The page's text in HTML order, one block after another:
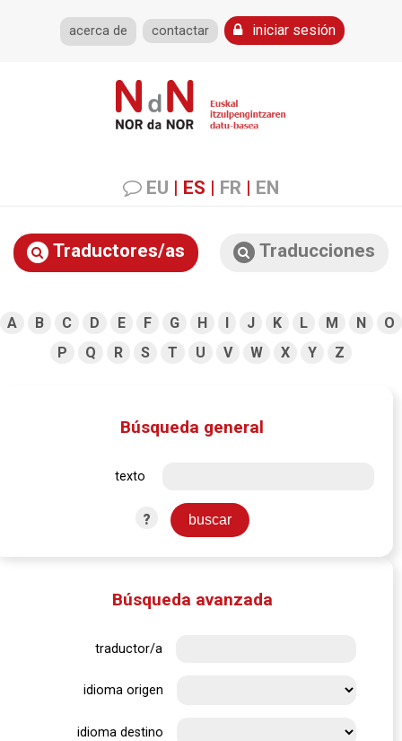
acerca de contactar iniciar sesión
EU | ES | FR | EN
Traductores/as Traducciones
A B C D E F G H I J K L M N
O
P
Q R S T U V W X Y Z
Búsqueda general
texto
?
Búsqueda avanzada
traductor/a
idioma origen
idioma destino